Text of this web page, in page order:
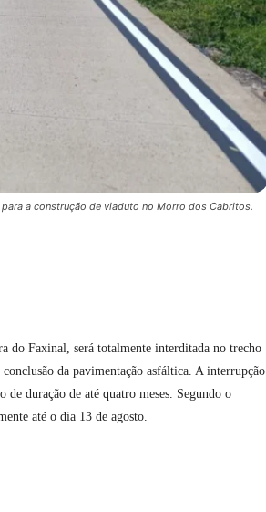
a construção de viaduto no Morro dos Cabritos.
do Faxinal, será totalmente interditada no trecho
da pavimentação asfáltica. A interrupção
duração de até quatro meses. Segundo o
até o dia 13 de agosto.